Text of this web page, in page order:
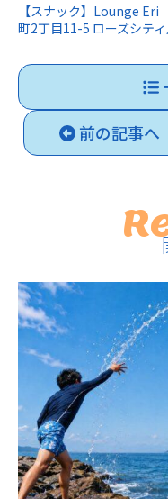
【スナック】Lounge Eri
町2丁目11-5 ローズシテ
前の記事へ